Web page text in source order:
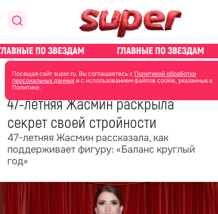
Посещая сайт super.ru, Вы соглашаетесь с Политикой обработки
персональных данныхи с использованием файлов cookie, указанных в
Политике.
главная новости о звездах новости
27 июня 2025
47-летняя Жасмин раскрыла
секрет своей стройности
47-летняя Жасмин рассказала, как
поддерживает фигуру: «Баланс круглый
год»